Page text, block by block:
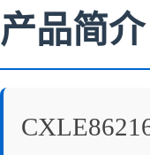
产品简介